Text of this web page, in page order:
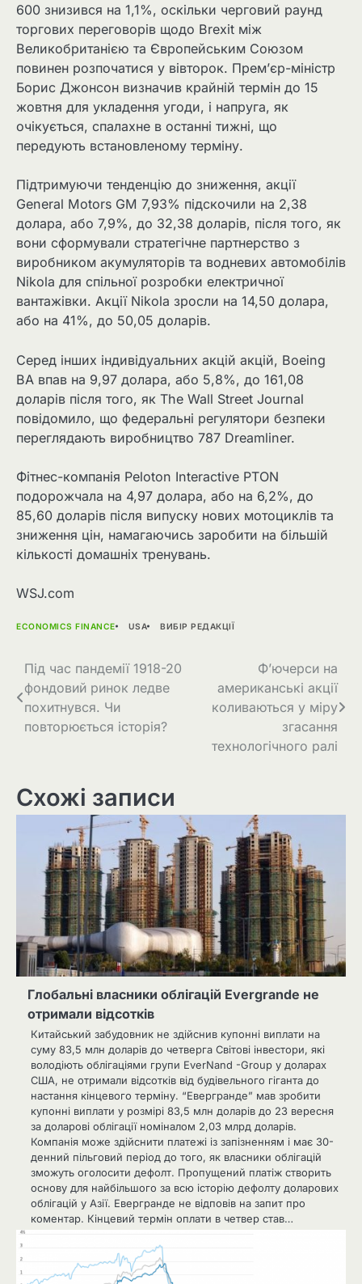
600 знизився на 1,1%, оскільки черговий раунд
торгових переговорів щодо Brexit між
Великобританією та Європейським Союзом
повинен розпочатися у вівторок. Прем’єр-міністр
Борис Джонсон визначив крайній термін до 15
жовтня для укладення угоди, і напруга, як
очікується, спалахне в останні тижні, що
передують встановленому терміну.
Підтримуючи тенденцію до зниження, акції
General Motors GM 7,93% підскочили на 2,38
долара, або 7,9%, до 32,38 доларів, після того, як
вони сформували стратегічне партнерство з
виробником акумуляторів та водневих автомобілів
Nikola для спільної розробки електричної
вантажівки. Акції Nikola зросли на 14,50 долара,
або на 41%, до 50,05 доларів.
Серед інших індивідуальних акцій акцій, Boeing
BA впав на 9,97 долара, або 5,8%, до 161,08
доларів після того, як The Wall Street Journal
повідомило, що федеральні регулятори безпеки
переглядають виробництво 787 Dreamliner.
Фітнес-компанія Peloton Interactive PTON
подорожчала на 4,97 долара, або на 6,2%, до
85,60 доларів після випуску нових мотоциклів та
зниження цін, намагаючись заробити на більшій
кількості домашніх тренувань.
WSJ.com
ECONOMICS FINANCE USA ВИБІР РЕДАКЦІЇ
Навігація
записів
Під час пандемії 1918-20
фондовий ринок ледве
похитнувся. Чи
повторюється історія?
Ф’ючерси на
американські акції
коливаються у міру
згасання
технологічного ралі
Схожі записи
Глобальні власники облігацій Evergrande не
отримали відсотків
Китайський забудовник не здійснив купонні виплати на
суму 83,5 млн доларів до четверга Світові інвестори, які
володіють облігаціями групи EverNand -Group у доларах
США, не отримали відсотків від будівельного гіганта до
настання кінцевого терміну. “Евергранде” мав зробити
купонні виплати у розмірі 83,5 млн доларів до 23 вересня
за доларові облігації номіналом 2,03 млрд доларів.
Компанія може здійснити платежі із запізненням і має 30-
денний пільговий період до того, як власники облігацій
зможуть оголосити дефолт. Пропущений платіж створить
основу для найбільшого за всю історію дефолту доларових
облігацій у Азії. Евергранде не відповів на запит про
коментар. Кінцевий термін оплати в четвер став…